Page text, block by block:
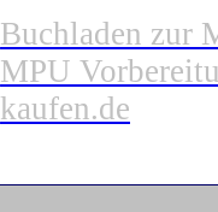
Buchladen zur
MPU
kaufen.de